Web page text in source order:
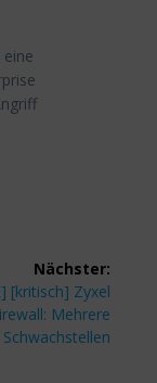
Nächster:
[kritisch] Zyxel
Mehrere
Schwachstellen